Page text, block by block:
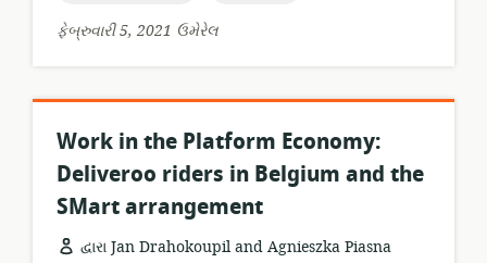
ફેબ્રુવારી 5, 2021 ઉમેરેલ
Work in the Platform Economy:
Deliveroo riders in Belgium and the
SMart arrangement
દ્વારા Jan Drahokoupil and Agnieszka Piasna